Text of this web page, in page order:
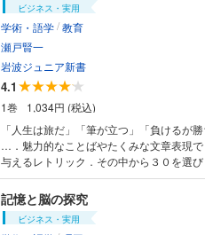
ビジネス・実用
学術・語学/教育
瀬戸賢一
岩波ジュニア新書
4.1
1巻
1,034円 (税込)
「人生は旅だ」「筆が立つ」「負けるが
…．魅力的なことばやたくみな文章表現
与えるレトリック．その中から３０を選
宮部みゆきまで数多くの小説や随筆・詩
方法を味わう．日本語がおもしろくなる本
記憶と脳の探究
ビジネス・実用